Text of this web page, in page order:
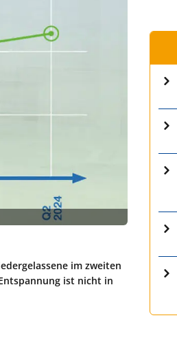
im zweiten
ist nicht in